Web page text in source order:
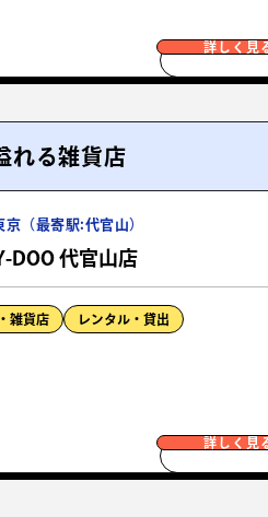
詳しく見
れる雑貨店
京（最寄駅:代官山）
DOO 代官山店
雑貨店 レンタル・貸出
詳しく見